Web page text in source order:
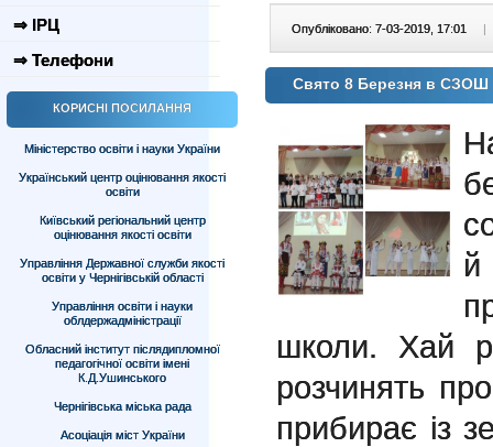
⇒ ІРЦ
⇒ Телефони
КОРИСНІ ПОСИЛАННЯ
Міністерство освіти і науки України
Український центр оцінювання якості
освіти
Київський регіональний центр
оцінювання якості освіти
Управління Державної служби якості
освіти у Чернігівській області
Управління освіти і науки
облдержадміністрації
Обласний інститут післядипломної
педагогічної освіти імені
К.Д.Ушинського
Чернігівська міська рада
Асоціація міст України
Опубліковано: 7-03-2019, 17:01 |
Свято 8 Березня в
й
школи. Хай
розчинять
прибирає із